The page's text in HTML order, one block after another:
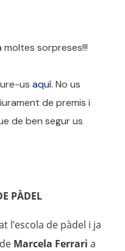
moltes sorpreses!!!
usaquí. No us
de premis i
de ben segur us
PÀDEL
l’escola de pàdel i ja
Marcela Ferraria